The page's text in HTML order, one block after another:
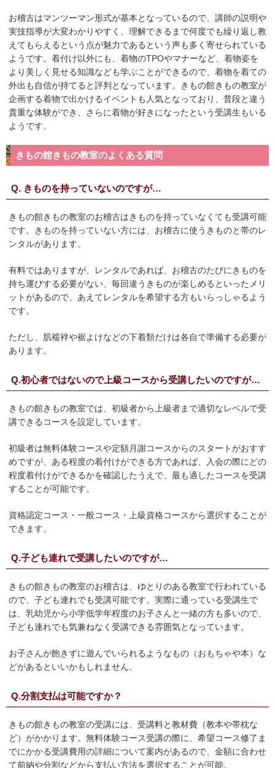
お稽古はマンツーマン形式が基本となっているので、講師の説明や
実技指導が大変わかりやすく、理解できるまで何度でも繰り返し教
えてもらえるという点が魅力であるという声も多く寄せられている
ようです。着付け以外にも、着物のTPOやマナーなど、着物姿を
より美しく見せる知識なども学ぶことができるので、着物を着ての
外出も自信が持てると評判となっています。きもの館きもの教室が
企画する着物で出かけるイベントも人気となっており、普段と違う
貴重な体験ができ、さらに着物が好きになったという受講生もいる
ようです。
きもの館きもの教室のよくある質問
Q. きものを持っていないのですが…
きもの館きもの教室のお稽古はきものを持っていなくても受講可能
です。きものを持っていない方には、お稽古に使うきものと帯のレ
ンタルがあります。
有料ではありますが、レンタルであれば、お稽古のたびにきものを
持ち運びする必要がない、毎回違うきものが楽しめるといったメリ
ットがあるので、あえてレンタルを希望する方もいらっしゃるよう
です。
ただし、肌襦袢や裾よけなどの下着類だけは各自で準備する必要が
あります。
Q.初心者ではないので上級コースから受講したいのですが…
きもの館きもの教室では、初級者から上級者まで適切なレベルで受
講できるコースを設定しています。
初級者は無料体験コースや定額月謝コースからのスタートがおすす
めですが、ある程度の着付けができる方であれば、入会の際にどの
程度着付けができるかを確認したうえで、最も適したコースを受講
することが可能です。
資格認定コース・一般コース・上級資格コースから選択することが
できます。
Q.子ども連れで受講したいのですが…
きもの館きもの教室のお稽古は、ゆとりのある教室で行われている
ので、子ども連れでも受講可能です。実際に通っている受講生で
は、乳幼児から小学低学年程度のお子さんと一緒の方も多いので、
子ども連れでも気兼ねなく受講できる雰囲気となっています。
お子さんが飽きずに遊んでいられるようなもの（おもちゃや本）な
どがあるといいかもしれません。
Q.分割支払は可能ですか？
きもの館きもの教室の受講には、受講料と教材費（教本や帯枕な
ど）がかかります。無料体験コース受講の際に、希望コース修了ま
でにかかる受講費用の詳細について案内があるので、金額に合わせ
て前納や分割などから支払い方法を選択することが可能。